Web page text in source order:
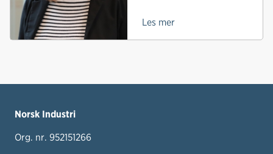
Les mer
Norsk Industri
Org. nr. 952151266